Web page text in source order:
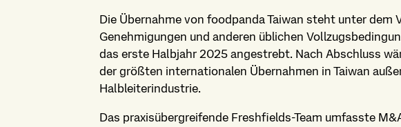
Die Übernahme von foodpanda Taiwan steht unter dem
Genehmigungen und anderen üblichen
das erste Halbjahr 2025 angestrebt. Nach Abschluss
der größten internationalen Übernahmen in Taiwan
Halbleiterindustrie.
Das praxisübergreifende Freshfields-Team umfasste